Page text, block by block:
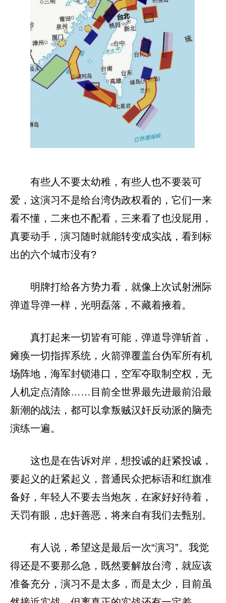
有些人不要太幼稚，有些人也不要装可
爱，这演习不是给台湾伪政权看的，它们一来
看不懂，二来也不配看，三来看了也没屁用，
真要动手，演习随时就能转变成实战，看到标
出的六个城市没有?
明牌打给各方势力看，就像上次试射洲际
弹道导弹一样，光明磊落，不藏着掖着。
真打起来一切皆有可能，弹道导弹斩首，
瘫痪一切指挥系统，火箭弹覆盖台伪军所有机
场阵地，海军封锁港口，空军夺取制空权，无
人机定点清除……目前全世界最先进最前沿最
新潮的战法，都可以拿叛贼汉奸反动派的脑壳
演练一遍。
这也是在告诉对岸，想投诚的赶紧投诚，
要起义的赶紧起义，普通民众把标语和红旗准
备好，年轻人不要去当炮灰，在家好好待着，
天罚有眼，忠奸善恶，将来自有我们去甄别。
有人说，希望这是最后一次“演习”。我觉
得还是不要那么急，既然要解放台湾，就应该
准备充分，演习不是太多，而是太少，目前虽